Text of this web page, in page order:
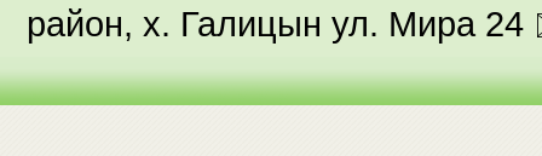
район, х. Галицын ул. Мира